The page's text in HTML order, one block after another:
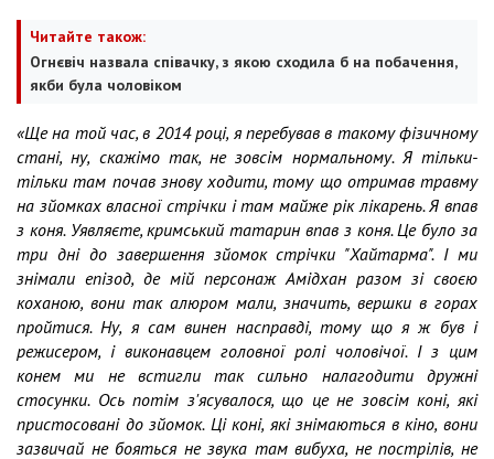
Читайте також:
Огнєвіч назвала співачку, з якою сходила б на побачення,
якби була чоловіком
«Ще на той час, в 2014 році, я перебував в такому фізичному
стані, ну, скажімо так, не зовсім нормальному. Я тільки-
тільки там почав знову ходити, тому що отримав травму
на зйомках власної стрічки і там майже рік лікарень. Я впав
з коня. Уявляєте, кримський татарин впав з коня. Це було за
три дні до завершення зйомок стрічки "Хайтарма". І ми
знімали епізод, де мій персонаж Амідхан разом зі своєю
коханою, вони так алюром мали, значить, вершки в горах
пройтися. Ну, я сам винен насправді, тому що я ж був і
режисером, і виконавцем головної ролі чоловічої. І з цим
конем ми не встигли так сильно налагодити дружні
стосунки. Ось потім з'ясувалося, що це не зовсім коні, які
пристосовані до зйомок. Ці коні, які знімаються в кіно, вони
зазвичай не бояться не звука там вибуха, не пострілів, не